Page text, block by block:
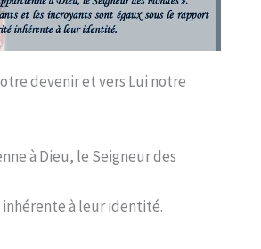
devenir et vers Lui notre
à Dieu, le Seigneur des
à leur identité.